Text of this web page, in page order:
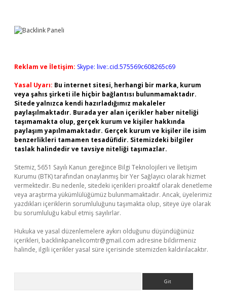
Reklam ve İletişim: Skype: live:.cid.575569c608265c69
Yasal Uyarı: Bu internet sitesi, herhangi bir marka, kurum
veya şahıs şirketi ile hiçbir bağlantısı bulunmamaktadır.
Sitede yalnızca kendi hazırladığımız makaleler
paylaşılmaktadır. Burada yer alan içerikler haber niteliği
taşımamakta olup, gerçek kurum ve kişiler hakkında
paylaşım yapılmamaktadır. Gerçek kurum ve kişiler ile isim
benzerlikleri tamamen tesadüfidir. Sitemizdeki bilgiler
taslak halindedir ve tavsiye niteliği taşımazlar.
Sitemiz, 5651 Sayılı Kanun gereğince Bilgi Teknolojileri ve İletişim
Kurumu (BTK) tarafından onaylanmış bir Yer Sağlayıcı olarak hizmet
vermektedir. Bu nedenle, sitedeki içerikleri proaktif olarak denetleme
veya araştırma yükümlülüğümüz bulunmamaktadır. Ancak, üyelerimiz
yazdıkları içeriklerin sorumluluğunu taşımakta olup, siteye üye olarak
bu sorumluluğu kabul etmiş sayılırlar.
Hukuka ve yasal düzenlemelere aykırı olduğunu düşündüğünüz
içerikleri, backlinkpanelicomtr@gmail.com adresine bildirmeniz
halinde, ilgili içerikler yasal süre içerisinde sitemizden kaldırılacaktır.